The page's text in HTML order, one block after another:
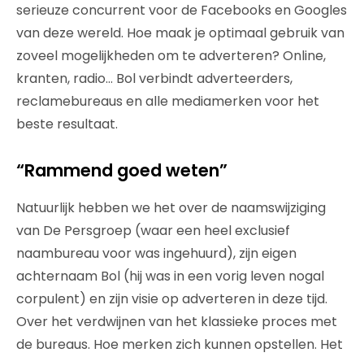
serieuze concurrent voor de Facebooks en Googles
van deze wereld. Hoe maak je optimaal gebruik van
zoveel mogelijkheden om te adverteren? Online,
kranten, radio… Bol verbindt adverteerders,
reclamebureaus en alle mediamerken voor het
beste resultaat.
“Rammend goed weten”
Natuurlijk hebben we het over de naamswijziging
van De Persgroep (waar een heel exclusief
naambureau voor was ingehuurd), zijn eigen
achternaam Bol (hij was in een vorig leven nogal
corpulent) en zijn visie op adverteren in deze tijd.
Over het verdwijnen van het klassieke proces met
de bureaus. Hoe merken zich kunnen opstellen. Het